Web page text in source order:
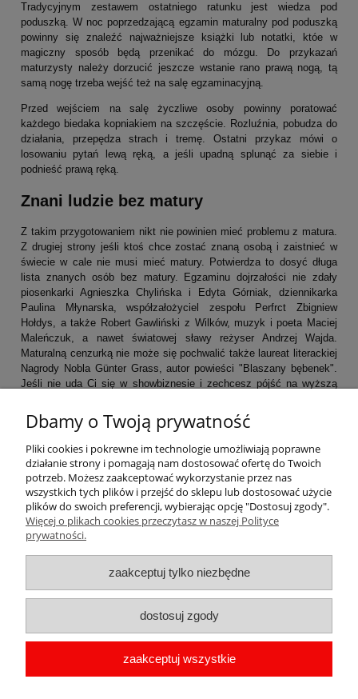
Tradycyjnym zestawem ostatniego ratunku jest wiedza pod
poduszką. W noc poprzedzającą egzamin maturalny pod poduszką
powinny się znaleźć najważniejsze książki lub notatki, któe w
magiczny sposób będą przenikać do mózgu. Do przykazań
maturzysty należy dorzucić jeszcze wstanie rano prawą nogą, tą
samą nogę trzeba wejść też na salę egzaminacyjną.
Przed wejściem na salę życzliwe osoby powinny poratować
każdego biedaka kopniakiem na szczęście. Rozluźnia, pobudza do
działania, przepędza strach i tremę. Ostatni przykaz mówi o
losowaniu pytań lewą ręką, a jeśli upadną splunąć za siebie i
podnieść prawą ręką.
Znani ludzie bez matury
Z takim przygotowaniem nikt nie powinien mieć problemu z matura.
Z drugiej strony jeśli ktoś chce zostać znaną osobą i zaistnieć w
świecie w cale nie musi mieć matury. Potwierdza to dosyć długa
lista znanych osób bez matury. Egzaminu dojrzałości nie zdały
piosenkarki Agnieszka Chylińska i Edyta Górniak, dziennikarka
Paulina Młynarska, współzałożyciel zespołu Perfrct Zbigniew
Hołdys, a także Robert Gawliński z Wilków, muzyk i poeta Maciej
Maleńczuk, a nawet światowej sławy reżyser Andrzej Wajda.
Maturalną cenzurką nie może się pochwalić także laureat literackiej
Nagrody Nobla Günter Grass, autor powieści "Blaszany bębenek".
Jeśli nie uda Ci się w showbiznesie i zechcesz pójść na wyższą
matury ;)
Komentarze do wpisu (0)
Pomoc
Płatności i dostawa
Informacje
O nas
Dbamy o Twoją prywatność
Pliki cookies i pokrewne im technologie umożliwiają poprawne
działanie strony i pomagają nam dostosować ofertę do Twoich
potrzeb. Możesz zaakceptować wykorzystanie przez nas
wszystkich tych plików i przejść do sklepu lub dostosować użycie
plików do swoich preferencji, wybierając opcję "Dostosuj zgody".
Więcej o plikach cookies przeczytasz w naszej Polityce
prywatności.
zaakceptuj tylko niezbędne
dostosuj zgody
zaakceptuj wszystkie